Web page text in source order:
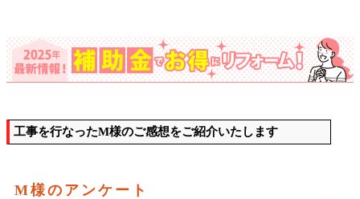
工事を行なったM様のご感想をご紹介いたします
M様のアンケート